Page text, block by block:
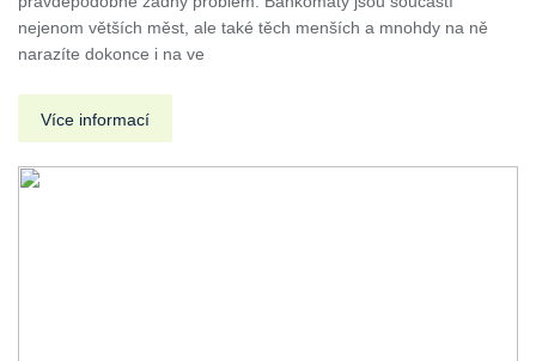
nejenom větších měst, ale také těch menších a mnohdy na ně
narazíte dokonce i na ve
Více informací